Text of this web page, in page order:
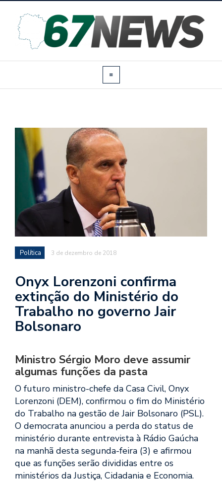
Política 3 de dezembro de 2018
Onyx Lorenzoni confirma
extinção do Ministério do
Trabalho no governo Jair
Bolsonaro
Ministro Sérgio Moro deve assumir
algumas funções da pasta
O futuro ministro-chefe da Casa Civil, Onyx
Lorenzoni (DEM), confirmou o fim do Ministério
do Trabalho na gestão de Jair Bolsonaro (PSL).
O democrata anunciou a perda do status de
ministério durante entrevista à Rádio Gaúcha
na manhã desta segunda-feira (3) e afirmou
que as funções serão divididas entre os
ministérios da Justiça, Cidadania e Economia.